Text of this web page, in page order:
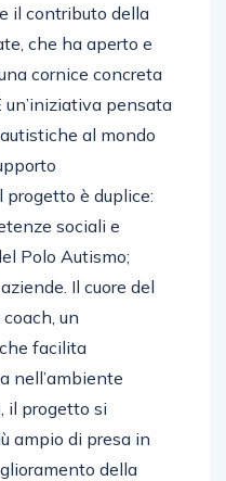
il contributo della
che ha aperto e
cornice concreta
un’iniziativa pensata
al mondo
progetto è duplice:
sociali e
Polo Autismo;
Il cuore del
un
facilita
nell’ambiente
il progetto si
ampio di presa in
della